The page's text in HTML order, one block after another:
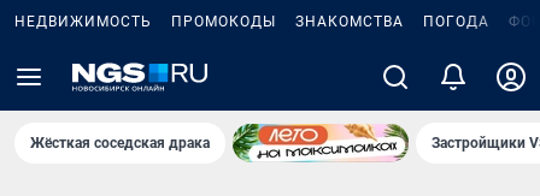
НЕДВИЖИМОСТЬ ПРОМОКОДЫ ЗНАКОМСТВА ПОГОДА
Жёсткая соседская драка Застройщики